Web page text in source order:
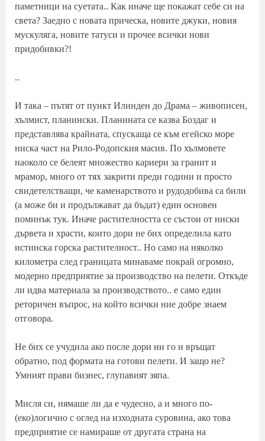
паметници на суетата.. Как иначе ще покажат себе си на
света? Заедно с новата прическа, новите джуки, новия
мускуляга, новите татуси и прочее всички нови
придобивки?!
..
И така – пътят от пункт Илинден до Драма – живописен,
хълмист, планински. Планината се казва Боздаг и
представлява крайната, спускаща се към егейско море
ниска част на Рило-Родопския масив. По хълмовете
наоколо се белеят множество кариери за гранит и
мрамор, много от тях закрити преди години и просто
свидетелстващи, че каменарството и рудодобива са били
(а може би и продължават да бъдат) един основен
поминък тук. Иначе растителността се състои от ниски
дървета и храсти, които дори не бих определила като
истинска горска растителност.. Но само на няколко
километра след границата минаваме покрай огромно,
модерно предприятие за производство на пелети. Откъде
ли идва материала за производството.. е само един
реторичен въпрос, на който всички ние добре знаем
отговора.
Не бих се учудила ако после дори ни го и връщат
обратно, под формата на готови пелети. И защо не?
Умният прави бизнес, глупавият зяпа.
Мисля си, нямаше ли да е чудесно, а и много по-
(еко)логично с оглед на изходната суровина, ако това
предприятие се намираше от другата страна на